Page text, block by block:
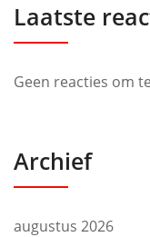
Laatste
Geen reacties om
Archief
augustus 2026